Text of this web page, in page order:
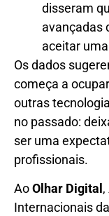
disseram
avançadas
aceitar
Os dados
começa a
outras
no passado:
ser uma
profissionais.
AoOlhar Digital ,
Internacionais